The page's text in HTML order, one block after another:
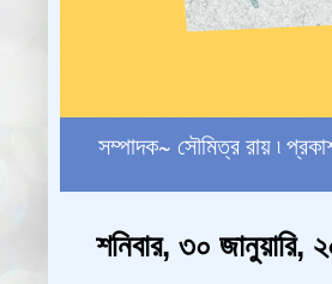
সম্পাদক~ সৌমিত্র রায় ৷
শনিবার, ৩০ জানুয়ারি,